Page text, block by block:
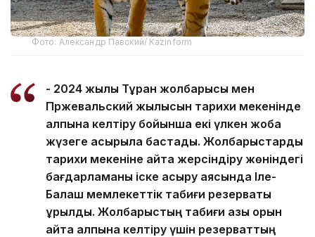
Фото: Александр Павский/ Kazinform
- 2024 жылы Тұран жолбарысы мен
Пржевальский жылқысын тарихи мекенінде
қалпына келтіру бойынша екі үлкен жоба
жүзеге асырыла бастады. Жолбарыстарды
тарихи мекеніне қайта жерсіндіру жөніндегі
бағдарламаны іске асыру аясында Іле-
Балқаш мемлекеттік табиғи резерваты
құрылды. Жолбарыстың табиғи азық қорын
қайта қалпына келтіру үшін резерваттың